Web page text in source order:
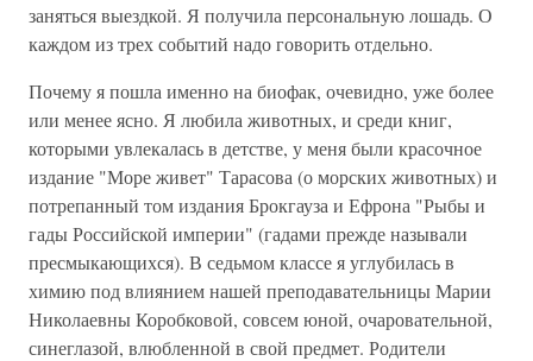
заняться выездкой. Я получила персональную лошадь. О
каждом из трех событий надо говорить отдельно.
Почему я пошла именно на биофак, очевидно, уже более
или менее ясно. Я любила животных, и среди книг,
которыми увлекалась в детстве, у меня были красочное
издание "Море живет" Тарасова (о морских животных) и
потрепанный том издания Брокгауза и Ефрона "Рыбы и
гады Российской империи" (гадами прежде называли
пресмыкающихся). В седьмом классе я углубилась в
химию под влиянием нашей преподавательницы Марии
Николаевны Коробковой, совсем юной, очаровательной,
синеглазой, влюбленной в свой предмет. Родители